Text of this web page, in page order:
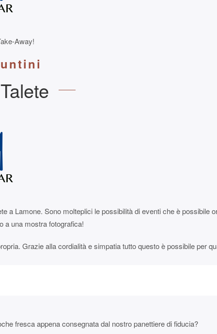
Away!
a Lamone. Sono molteplici le possibilità di eventi che è possibile
a una mostra fotografica!
Grazie alla cordialità e simpatia tutto questo è possibile per
fresca appena consegnata dal nostro panettiere di fiducia?